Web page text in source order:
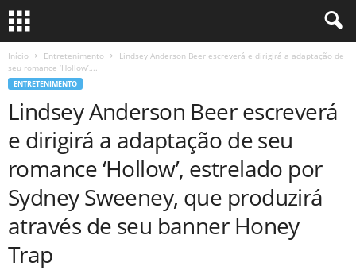
Início Entretenimento
Lindsey Anderson Beer escreverá e dirigirá a adaptação de
seu romance ‘Hollow’,...
ENTRETENIMENTO
Lindsey Anderson Beer escreverá
e dirigirá a adaptação de seu
romance ‘Hollow’, estrelado por
Sydney Sweeney, que produzirá
através de seu banner Honey
Trap